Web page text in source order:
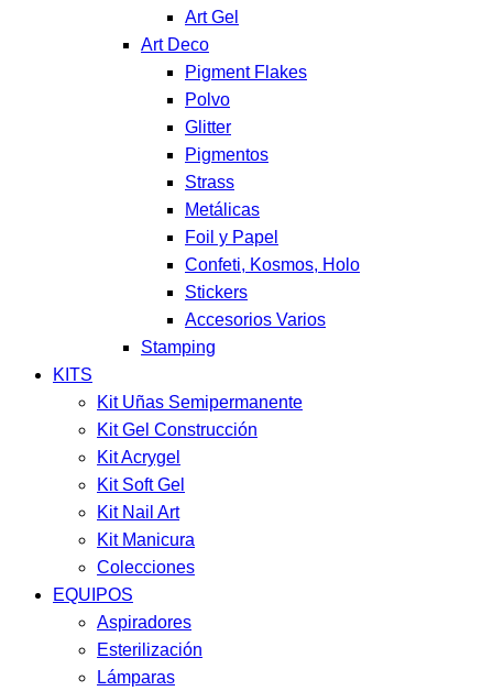
Art Gel
Art Deco
Pigment Flakes
Polvo
Glitter
Pigmentos
Strass
Metálicas
Foil y Papel
Confeti, Kosmos, Holo
Stickers
Accesorios Varios
Stamping
KITS
Kit Uñas Semipermanente
Kit Gel Construcción
Kit Acrygel
Kit Soft Gel
Kit Nail Art
Kit Manicura
Colecciones
EQUIPOS
Aspiradores
Esterilización
Lámparas